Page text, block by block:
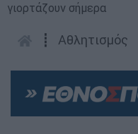
γιορτάζουν σήμερα
┋ Αθλητισμός